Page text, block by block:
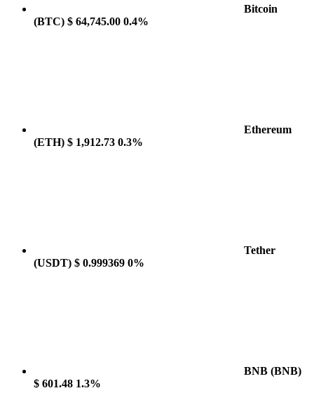
Bitcoin
(BTC) $ 64,745.00 0.4%
Ethereum
(ETH) $ 1,912.73 0.3%
Tether
(USDT) $ 0.999369 0%
BNB (BNB)
$ 601.48 1.3%